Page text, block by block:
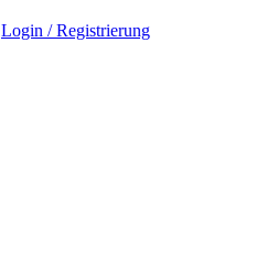
Login / Registrierung